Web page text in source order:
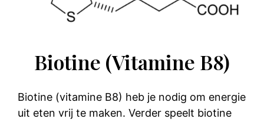
Biotine (Vitamine B8)
Biotine (vitamine B8) heb je nodig om energie
uit eten vrij te maken. Verder speelt biotine